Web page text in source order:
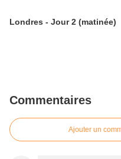
Londres - Jour 2 (matinée)
Commentaires
Ajouter un